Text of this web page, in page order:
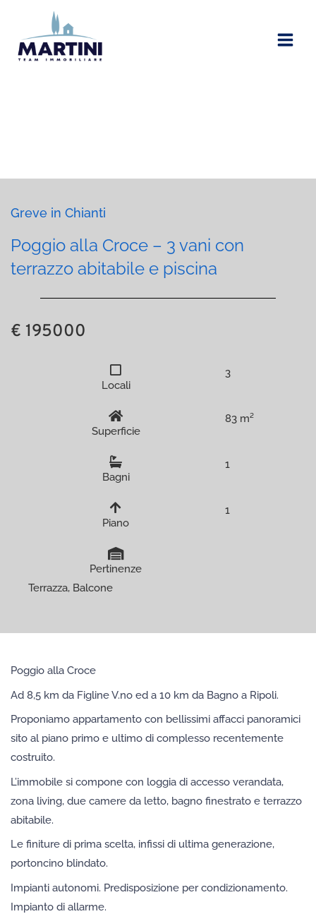
contenuto
Greve in Chianti
Poggio alla Croce – 3 vani con
terrazzo abitabile e piscina
€ 195000
Locali
3
Superficie
83 m²
Bagni
1
Piano
1
Pertinenze
Terrazza, Balcone
Poggio alla Croce
Ad 8,5 km da Figline V.no ed a 10 km da Bagno a Ripoli.
Proponiamo appartamento con bellissimi affacci panoramici
sito al piano primo e ultimo di complesso recentemente
costruito.
L’immobile si compone con loggia di accesso verandata,
zona living, due camere da letto, bagno finestrato e terrazzo
abitabile.
Le finiture di prima scelta, infissi di ultima generazione,
portoncino blindato.
Impianti autonomi. Predisposizione per condizionamento.
Impianto di allarme.